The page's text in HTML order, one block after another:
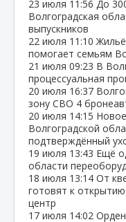
23 июля 11:56 До
Волгоградская
выпускников
22 июля 11:10
помогает семьям
21 июля 09:23 В
процессуальная
20 июля 16:37
зону СВО 4
20 июля 14:15
Волгоградской
подтверждённый
19 июля 13:43 Ещё
области
18 июля 13:14 От
готовят к
центр
17 июля 14:02